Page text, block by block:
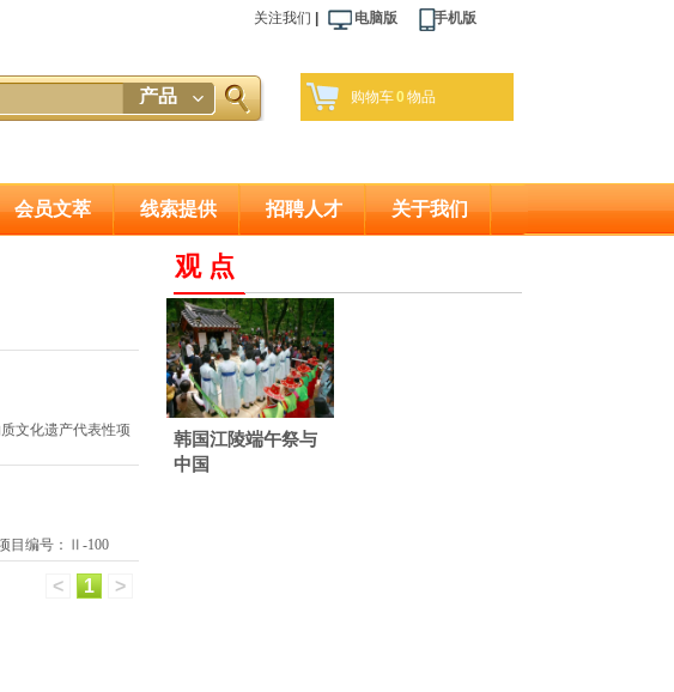
电脑版 手机版
关注我们
购物车0 物品
产品
会员文萃 线索提供 招聘人才 关于我们
观 点
文化遗产代表性项
目编号：Ⅱ-100
< 1 >
韩国江陵端午祭与
中国